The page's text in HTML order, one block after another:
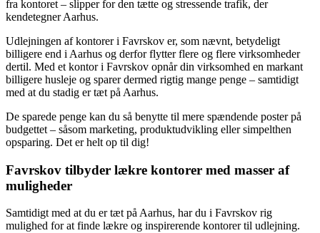
fra kontoret – slipper for den tætte og stressende trafik, der
kendetegner Aarhus.
Udlejningen af kontorer i Favrskov er, som nævnt, betydeligt
billigere end i Aarhus og derfor flytter flere og flere virksomheder
dertil. Med et kontor i Favrskov opnår din virksomhed en markant
billigere husleje og sparer dermed rigtig mange penge – samtidigt
med at du stadig er tæt på Aarhus.
De sparede penge kan du så benytte til mere spændende poster på
budgettet – såsom marketing, produktudvikling eller simpelthen
opsparing. Det er helt op til dig!
Favrskov tilbyder lækre kontorer med masser af
muligheder
Samtidigt med at du er tæt på Aarhus, har du i Favrskov rig
mulighed for at finde lækre og inspirerende kontorer til udlejning.